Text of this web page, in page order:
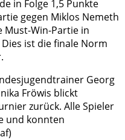
in Folge 1,5 Punkte
gegen Miklos Nemeth
Must-Win-Partie in
ist die finale Norm
Georg
Fröwis blickt
zurück. Alle Spieler
und konnten